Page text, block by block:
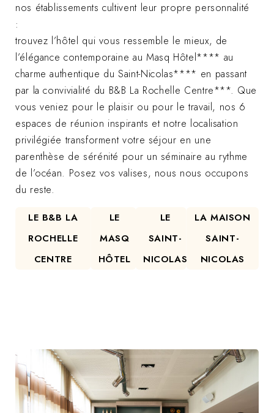
nos établissements cultivent leur propre personnalité
:
trouvez l’hôtel qui vous ressemble le mieux, de
l’élégance contemporaine au Masq Hôtel**** au
charme authentique du Saint-Nicolas**** en passant
par la convivialité du B&B La Rochelle Centre***. Que
vous veniez pour le plaisir ou pour le travail, nos 6
espaces de réunion inspirants et notre localisation
privilégiée transforment votre séjour en une
parenthèse de sérénité pour un séminaire au rythme
de l’océan. Posez vos valises, nous nous occupons
du reste.
LE B&B LA
ROCHELLE
CENTRE
LE
MASQ
HÔTEL
LE
SAINT-
NICOLAS
LA MAISON
SAINT-
NICOLAS